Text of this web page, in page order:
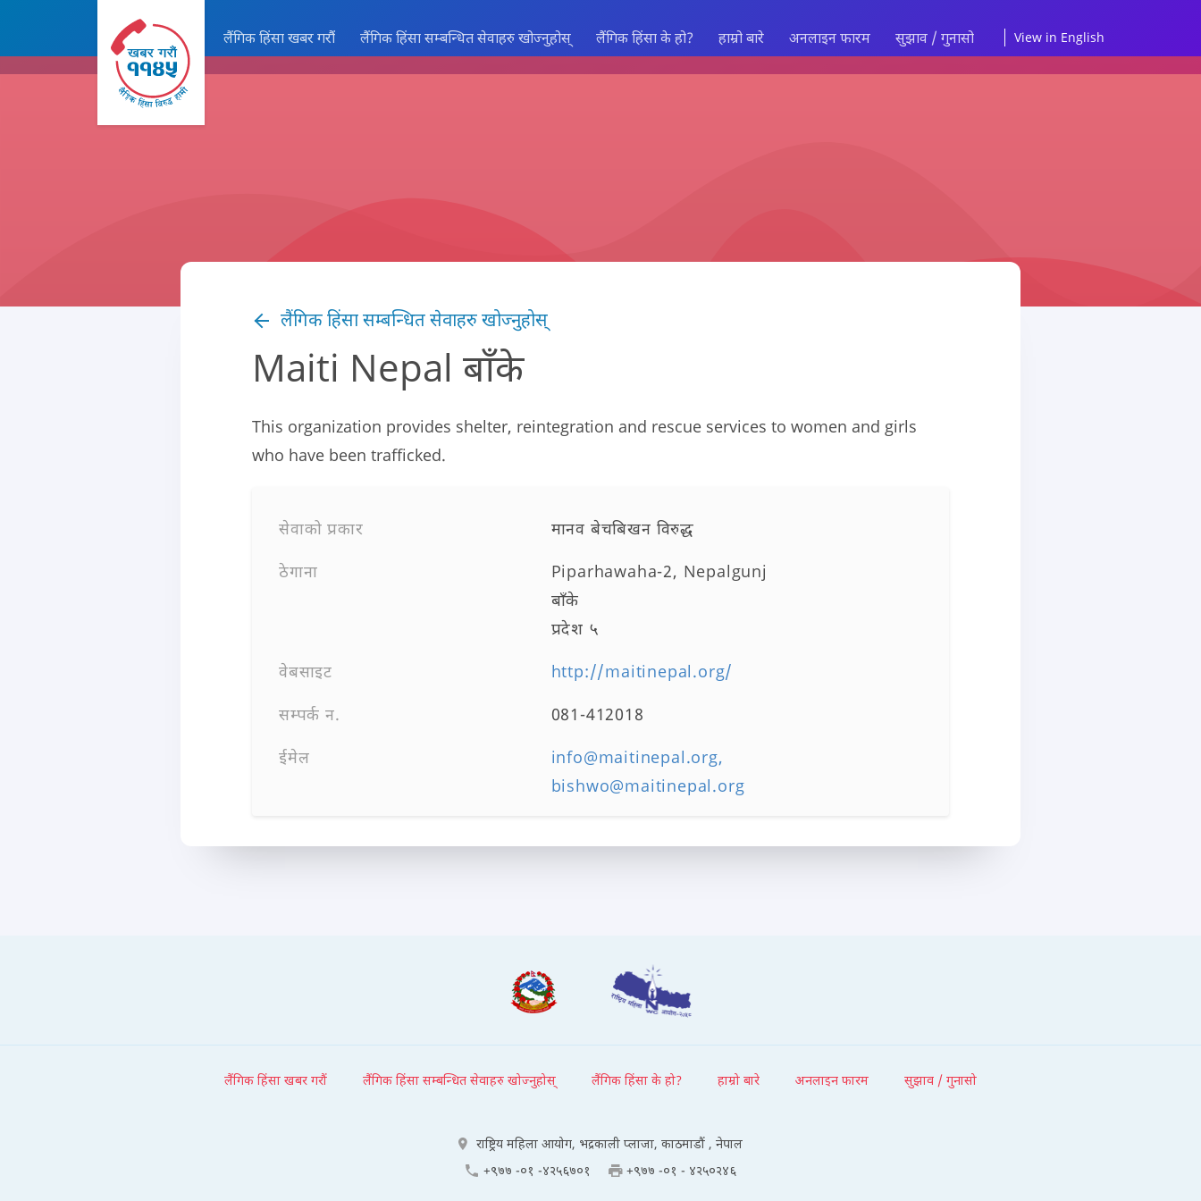
लैंगिक हिंसा खबर गरौं लैंगिक हिंसा सम्बन्धित सेवाहरु खोज्नुहोस् लैंगिक हिंसा के हो? हाम्रो बारे अनलाइन फारम सुझाव / गुनासो View in English
लैंगिक हिंसा सम्बन्धित सेवाहरु खोज्नुहोस्
Maiti Nepal बाँके
This organization provides shelter, reintegration and rescue services to women and girls
who have been trafficked.
सेवाको प्रकार
मानव बेचबिखन विरुद्ध
ठेगाना
Piparhawaha-2, Nepalgunj
बाँके
प्रदेश ५
वेबसाइट
http://maitinepal.org/
सम्पर्क न.
081-412018
ईमेल
info@maitinepal.org,
bishwo@maitinepal.org
लैंगिक हिंसा खबर गरौं लैंगिक हिंसा सम्बन्धित सेवाहरु खोज्नुहोस् लैंगिक हिंसा के हो? हाम्रो बारे अनलाइन फारम सुझाव / गुनासो
राष्ट्रिय महिला आयोग, भद्रकाली प्लाजा, काठमाडौं , नेपाल
+९७७ -०१ -४२५६७०१
+९७७ -०१ - ४२५०२४६